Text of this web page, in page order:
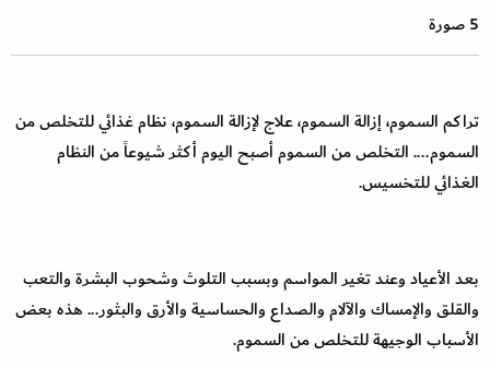
5 صورة
تراكم السموم، إزالة السموم، علاج لإزالة السموم، نظام غذائي للتخلص من
السموم.... التخلص من السموم أصبح اليوم أكثر شيوعاً من النظام
الغذائي للتخسيس.
بعد الأعياد وعند تغير المواسم وبسبب التلوث وشحوب البشرة والتعب
والقلق والإمساك والآلام والصداع والحساسية والأرق والبثور... هذه بعض
الأسباب الوجيهة للتخلص من السموم.